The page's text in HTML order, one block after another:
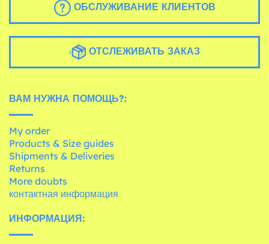
ОБСЛУЖИВАНИЕ КЛИЕНТОВ
ОТСЛЕЖИВАТЬ ЗАКАЗ
ВАМ НУЖНА ПОМОЩЬ?:
My order
Products & Size guides
Shipments & Deliveries
Returns
More doubts
контактная информация
ИНФОРМАЦИЯ: